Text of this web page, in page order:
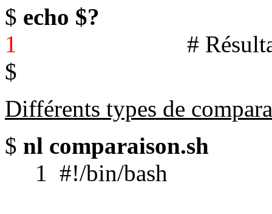
$ echo $?
1 # Résultat du
$
Différents types de
$ nl comparaison.sh
1 #!/bin/bash